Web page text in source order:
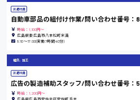
熊本県
島根県
時給1200円〜
派遣社員
自動車部品の組付け作業/問い合わせ番号：8
時給：1,100円～
広島県東広島市八本松町米満
8:10〜17:00(実働7時間40分)
組立、加工
派遣社員
広告の製造補助スタッフ/問い合わせ番号：5
時給：1,200円～